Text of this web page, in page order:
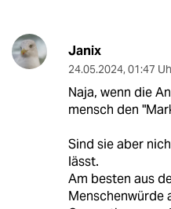
Janix
24.05.2024, 01:47
Naja, wenn die
mensch den
Sind sie aber
lässt.
Am besten aus
Menschenwürde